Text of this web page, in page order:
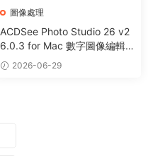
圖像處理
ACDSee Photo Studio 26 v2
6.0.3 for Mac 數字圖像編輯
處理軟件
2026-06-29